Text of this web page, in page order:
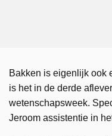
Bakken is eigenlijk ook
is het in de derde
wetenschapsweek.
Jeroom assistentie in